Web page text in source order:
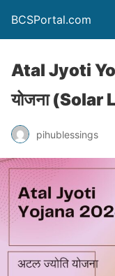
BCSPortal.com
Atal Jyoti
योजना
pihublessings